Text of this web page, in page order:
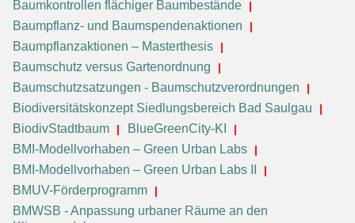
Baumkontrollen flächiger Baumbestände
Baumpflanz- und Baumspendenaktionen
Baumpflanzaktionen – Masterthesis
Baumschutz versus Gartenordnung
Baumschutzsatzungen - Baumschutzverordnungen
Biodiversitätskonzept Siedlungsbereich Bad Saulgau
BiodivStadtbaum
BlueGreenCity-KI
BMI-Modellvorhaben – Green Urban Labs
BMI-Modellvorhaben – Green Urban Labs II
BMUV-Förderprogramm
BMWSB - Anpassung urbaner Räume an den